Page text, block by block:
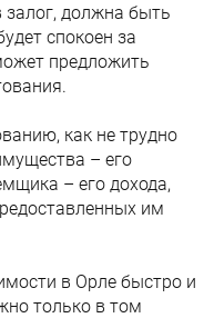
должна быть
спокоен за
предложить
как не трудно
– его
– его дохода,
им
в Орле быстро и
только в том